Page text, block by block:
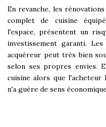
En revanche, les
complet de cuisine
l'espace, présentent un
investissement garanti.
acquéreur peut très bien
selon ses propres envies.
cuisine alors que
n'a guère de sens